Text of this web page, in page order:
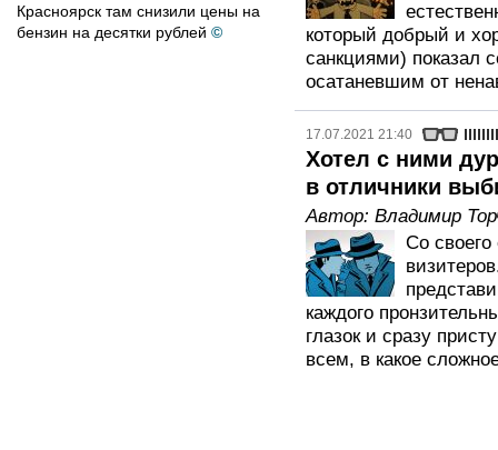
Красноярск там снизили цены на
бензин на десятки рублей ©
который добрый и
санкциями) показал
осатаневшим от
17.07.2021 21:40
Хотел с ними
в отличники
Автор: Владимир
Со
каждого
глазок и сразу
всем, в какое